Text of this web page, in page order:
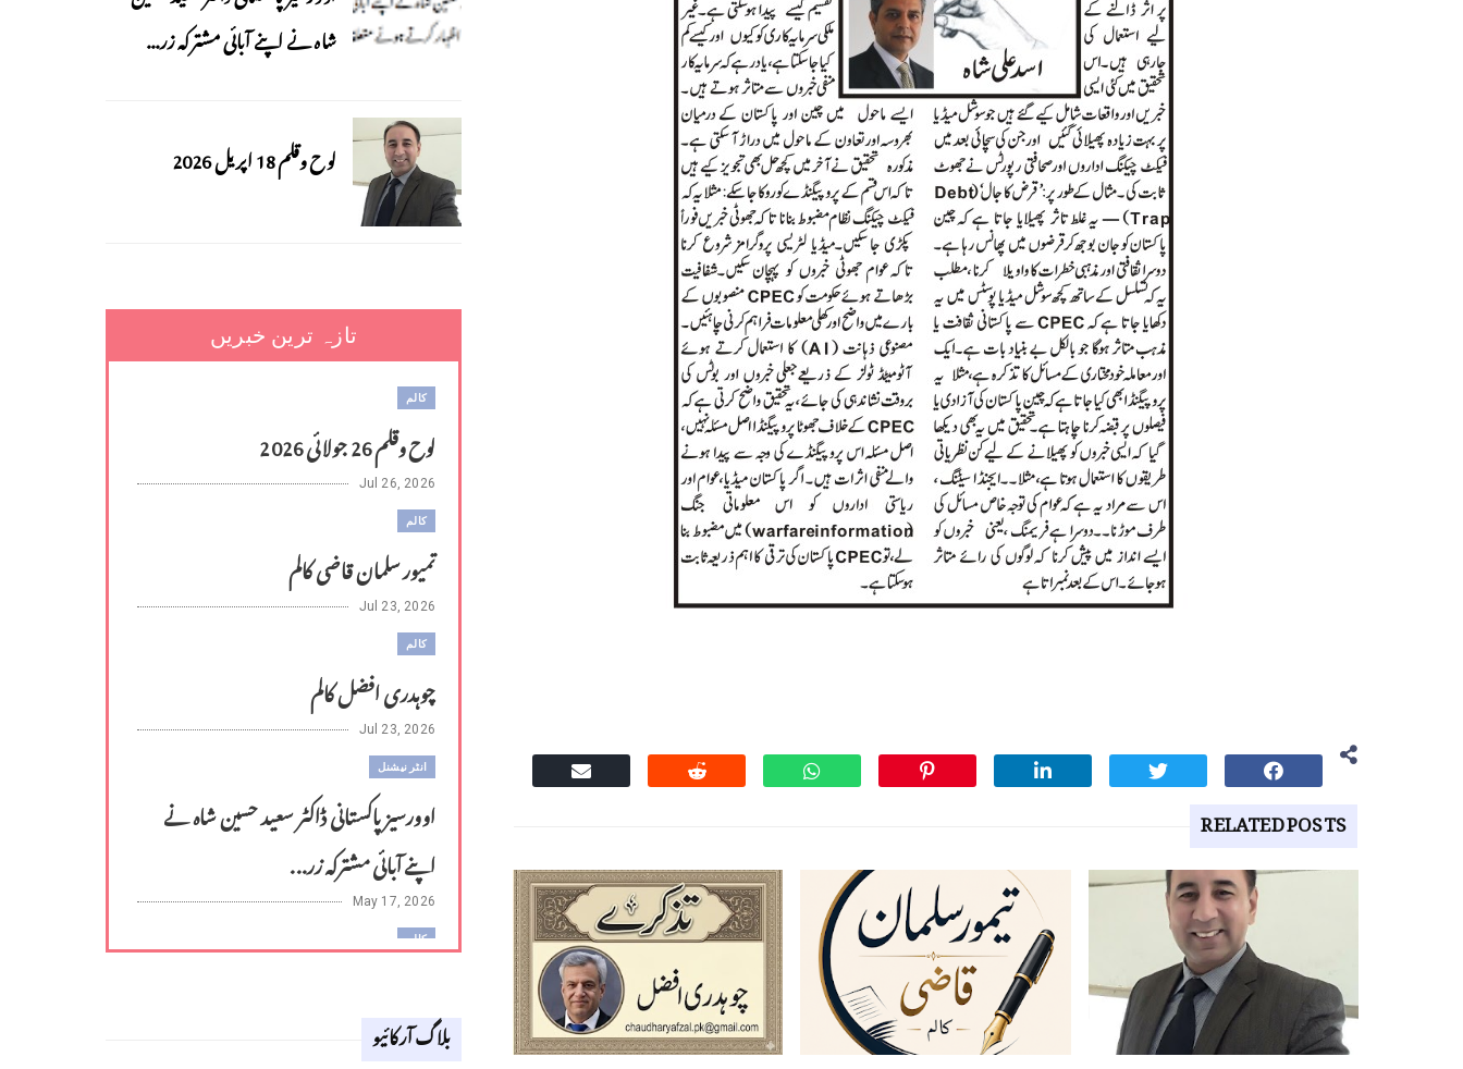
RELATED POSTS
شاہ نے اپنے آبائی مشترکہ زر...
لوح وقلم 18 اپریل 2026
تازہ ترین خبریں
کالم
لوح وقلم 26 جولائی 2026
Jul 26, 2026
کالم
تمیور سلمان قاضی کالم
Jul 23, 2026
کالم
چوہدری افضل کالم
Jul 23, 2026
انٹر نیشنل
اوورسیز پاکستانی ڈاکٹر سعید حسین شاہ نے
اپنے آبائی مشترکہ زر...
May 17, 2026
کالم
Apr 18, 2026
بلاگ آرکائیو